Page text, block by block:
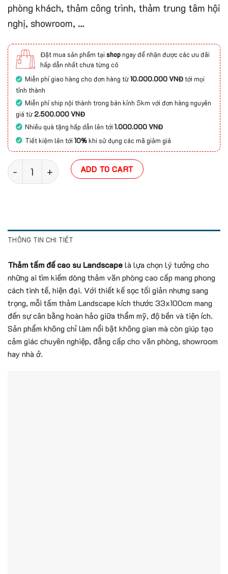
phòng khách, thảm công trình, thảm trung tâm hội
nghị, showroom, …
Đặt mua sản phẩm tại shopngay để nhận được các ưu đãi
hấp dẫn nhất chưa từng có
Miễn phí giao hàng cho đơn hàng từ10.000.000 VNĐtới mọi
tỉnh thành
Miễn phí ship nội thành trong bán kính 5km với đơn hàng nguyên
giá từ2.500.000 VNĐ
Nhiều quà tặng hấp dẫn lên tới1.000.000 VNĐ
Tiết kiệm lên tới10%khi sử dụng các mã giảm giá
Thảm tấm đế cao su Landscape quantity
ADD TO CART
THÔNG TIN CHI TIẾT
Thảm tấm đế cao su Landscapelà lựa chọn lý tưởng cho
những ai tìm kiếm dòng thảm văn phòng cao cấp mang phong
cách tinh tế, hiện đại. Với thiết kế sọc tối giản nhưng sang
trọng, mỗi tấm thảm Landscape kích thước 33x100cm mang
đến sự cân bằng hoàn hảo giữa thẩm mỹ, độ bền và tiện ích.
Sản phẩm không chỉ làm nổi bật không gian mà còn giúp tạo
cảm giác chuyên nghiệp, đẳng cấp cho văn phòng, showroom
hay nhà ở.